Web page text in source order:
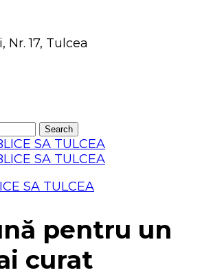
17, Tulcea
SA TULCEA
pentru un
curat